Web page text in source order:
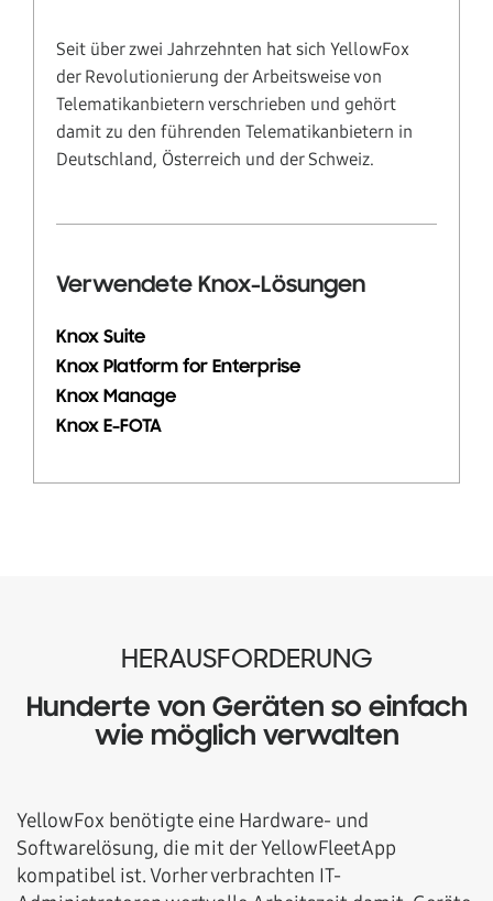
Seit über zwei Jahrzehnten hat sich YellowFox
der Revolutionierung der Arbeitsweise von
Telematikanbietern verschrieben und gehört
damit zu den führenden Telematikanbietern in
Deutschland, Österreich und der Schweiz.
Verwendete Knox-Lösungen
Knox Suite
Knox Platform for Enterprise
Knox Manage
Knox E-FOTA
HERAUSFORDERUNG
Hunderte von Geräten so einfach
wie möglich verwalten
YellowFox benötigte eine Hardware- und
Softwarelösung, die mit der YellowFleetApp
kompatibel ist. Vorher verbrachten IT-